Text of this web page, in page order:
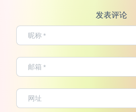
发表评论